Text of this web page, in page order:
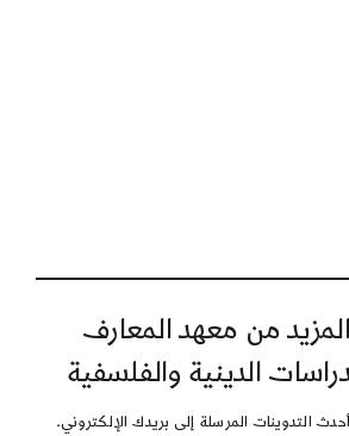
من معهد المعارف
الدينية والفلسفية
التدوينات المرسلة إلى بريدك الإلكتروني.